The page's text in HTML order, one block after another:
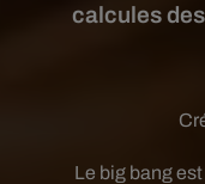
calcules
Le big bang